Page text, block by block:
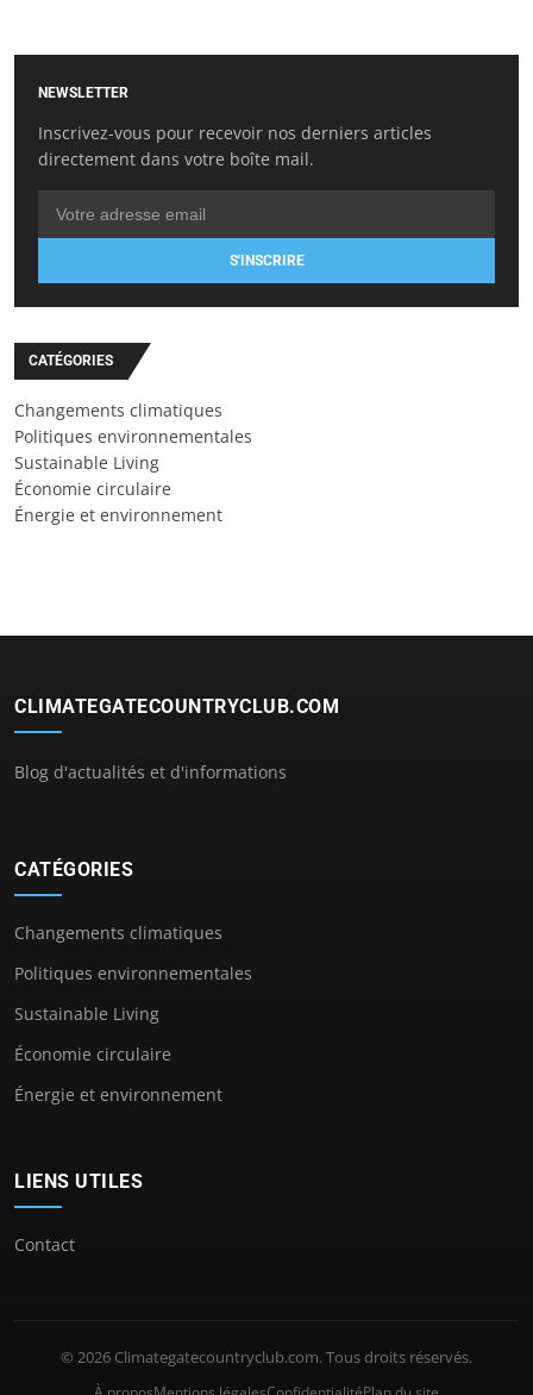
NEWSLETTER
Inscrivez-vous pour recevoir nos derniers articles
directement dans votre boîte mail.
S'INSCRIRE
CATÉGORIES
Changements climatiques
Politiques environnementales
Sustainable Living
Économie circulaire
Énergie et environnement
CLIMATEGATECOUNTRYCLUB.COM
Blog d'actualités et d'informations
CATÉGORIES
Changements climatiques
Politiques environnementales
Sustainable Living
Économie circulaire
Énergie et environnement
LIENS UTILES
Contact
© 2026 Climategatecountryclub.com. Tous droits réservés.